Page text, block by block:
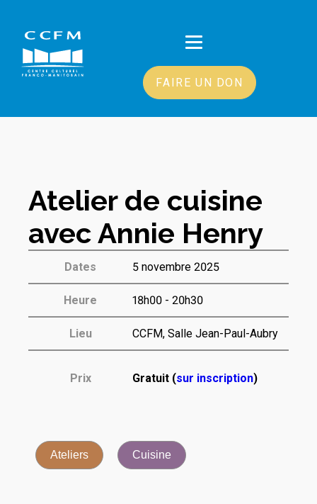
FAIRE UN DON
Atelier de cuisine
avec Annie Henry
Dates 5 novembre 2025
Heure 18h00 - 20h30
Lieu CCFM, Salle Jean-Paul-Aubry
Prix Gratuit (sur inscription)
Ateliers Cuisine